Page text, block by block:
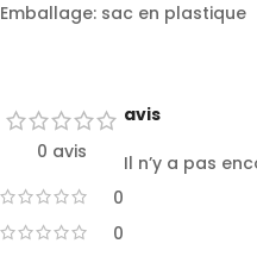
Emballage: sac en plastique
0 avis
0
0
avis
Il n’y a pas